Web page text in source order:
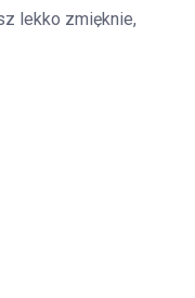
lekko zmięknie,